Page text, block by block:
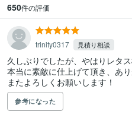
650件の評価
trinity0317 見積り相談
久しぶりでしたが、やはりレタ
本当に素敵に仕上げて頂き、あり
またよろしくお願いします！
参考になった